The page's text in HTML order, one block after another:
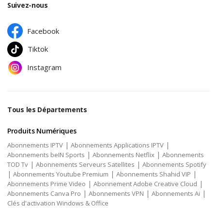
Suivez-nous
Facebook
Tiktok
Instagram
Tous les Départements
Produits Numériques
Abonnements IPTV | Abonnements Applications IPTV |
Abonnements beIN Sports | Abonnements Netflix | Abonnements
TOD Tv | Abonnements Serveurs Satellites | Abonnements Spotify
| Abonnements Youtube Premium | Abonnements Shahid VIP |
Abonnements Prime Video | Abonnement Adobe Creative Cloud |
Abonnements Canva Pro | Abonnements VPN | Abonnements Ai |
Clés d'activation Windows & Office